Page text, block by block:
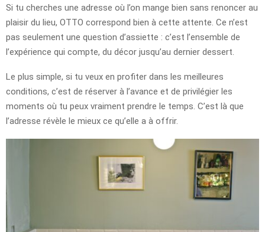
Si tu cherches une adresse où l’on mange bien sans renoncer au
plaisir du lieu, OTTO correspond bien à cette attente. Ce n’est
pas seulement une question d’assiette : c’est l’ensemble de
l’expérience qui compte, du décor jusqu’au dernier dessert.
Le plus simple, si tu veux en profiter dans les meilleures
conditions, c’est de réserver à l’avance et de privilégier les
moments où tu peux vraiment prendre le temps. C’est là que
l’adresse révèle le mieux ce qu’elle a à offrir.